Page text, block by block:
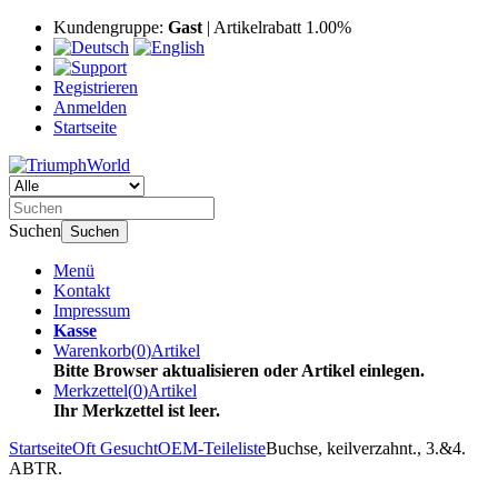
Kundengruppe: Gast | Artikelrabatt 1.00%
Registrieren
Anmelden
Startseite
Suchen Suchen
Menü
Kontakt
Impressum
Kasse
Warenkorb(0)Artikel
Bitte Browser aktualisieren oder Artikel einlegen.
Merkzettel(0)Artikel
Ihr Merkzettel ist leer.
StartseiteOft GesuchtOEM-TeilelisteBuchse, keilverzahnt., 3.&4.
ABTR.